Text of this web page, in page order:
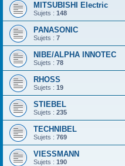
MITSUBISHI Electric
Sujets : 148
PANASONIC
Sujets : 7
NIBE/ALPHA INNOTEC
Sujets : 78
RHOSS
Sujets : 19
STIEBEL
Sujets : 235
TECHNIBEL
Sujets : 769
VIESSMANN
Sujets : 190